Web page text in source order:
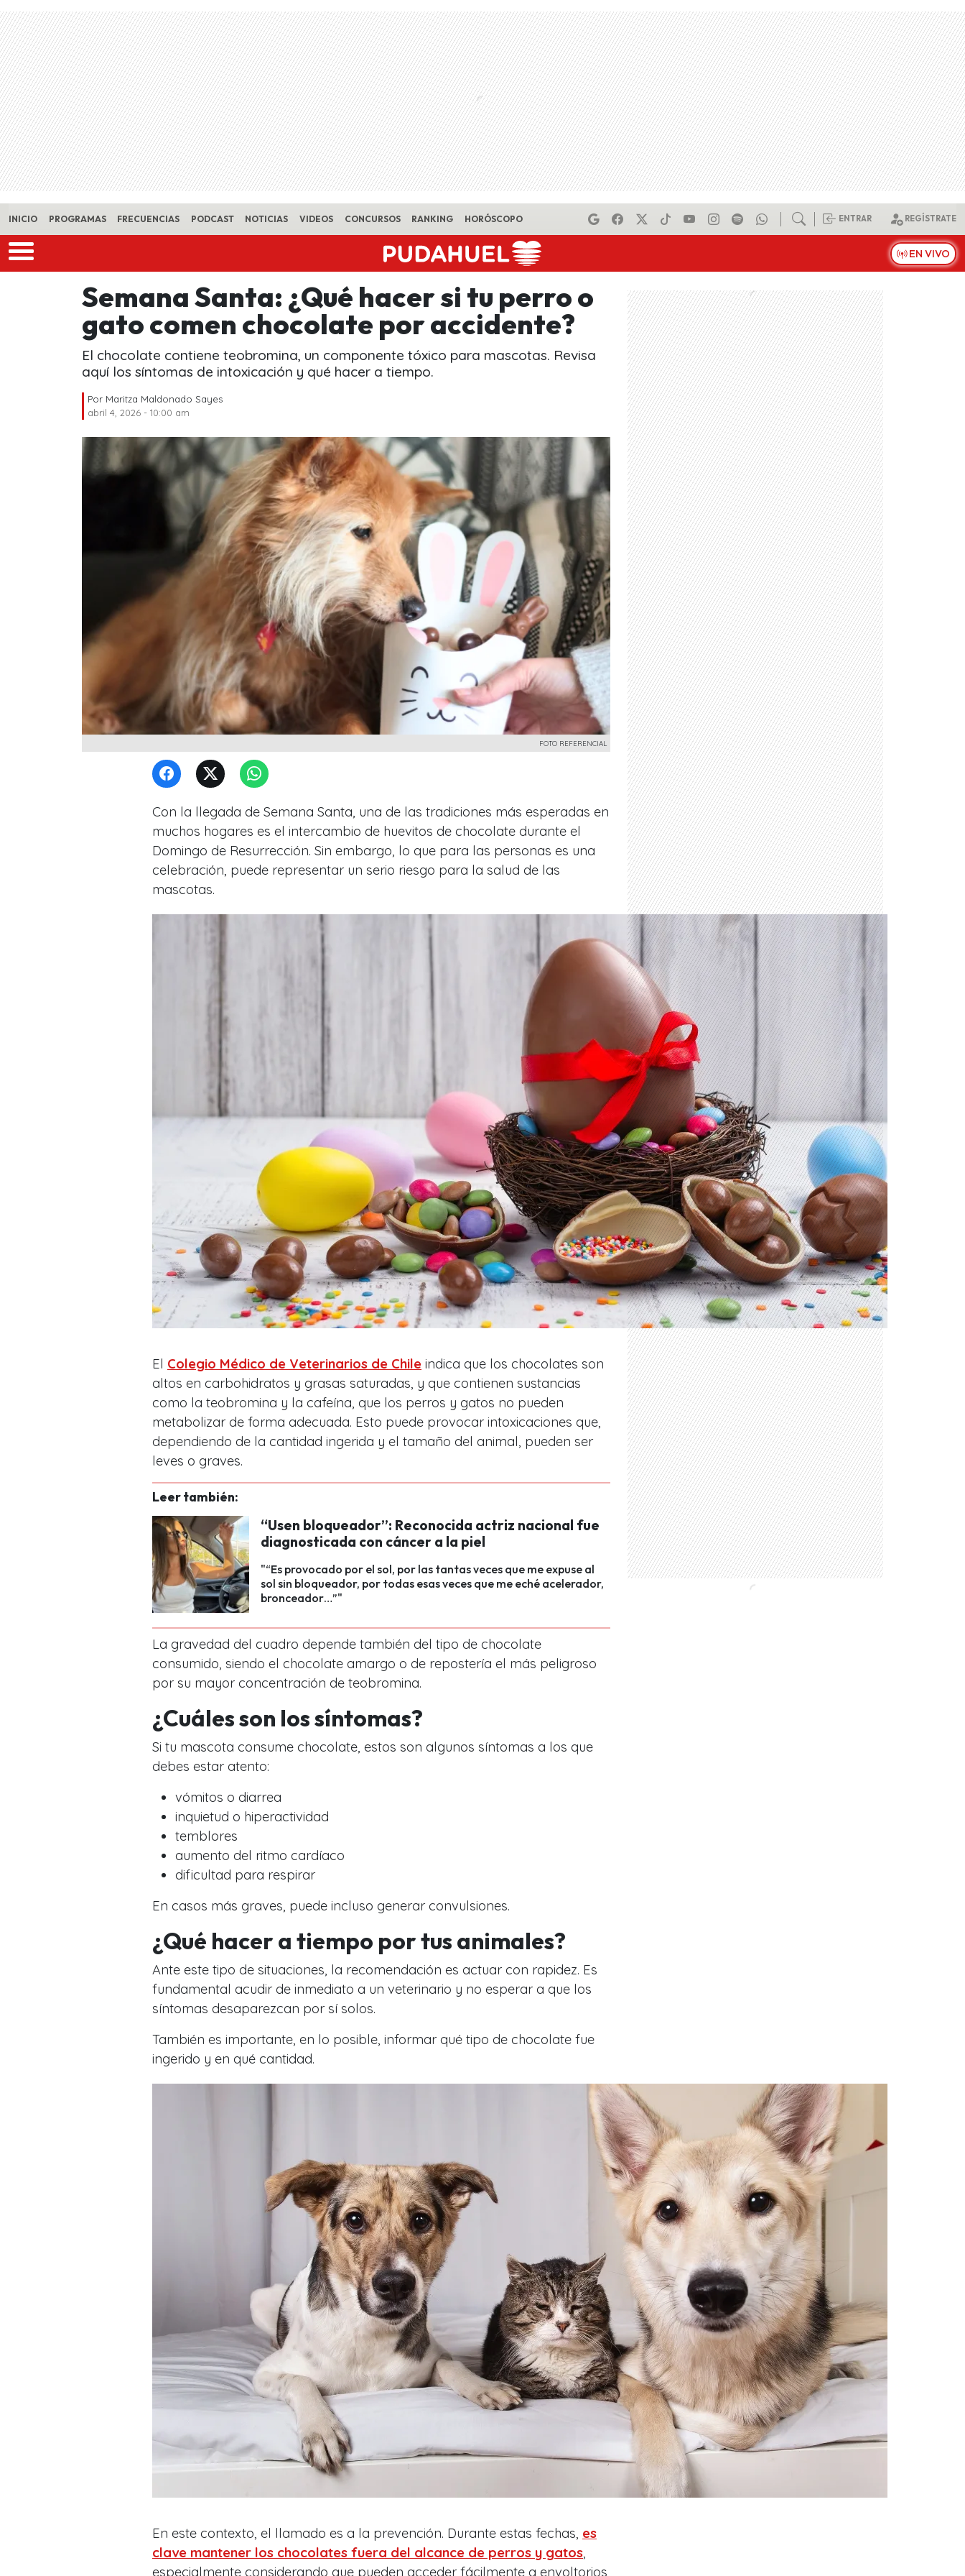
Skip to main content
INICIO PROGRAMAS FRECUENCIAS PODCAST NOTICIAS VIDEOS CONCURSOS RANKING HORÓSCOPO ENTRAR REGÍSTRATE
EN VIVO
Semana Santa: ¿Qué hacer si tu perro o
gato comen chocolate por accidente?
El chocolate contiene teobromina, un componente tóxico para mascotas. Revisa
aquí los síntomas de intoxicación y qué hacer a tiempo.
Por Maritza Maldonado Sayes
abril 4, 2026 - 10:00 am
FOTO REFERENCIAL
Con la llegada de Semana Santa, una de las tradiciones más esperadas en
muchos hogares es el intercambio de huevitos de chocolate durante el
Domingo de Resurrección. Sin embargo, lo que para las personas es una
celebración, puede representar un serio riesgo para la salud de las
mascotas.
El Colegio Médico de Veterinarios de Chile indica que los chocolates son
altos en carbohidratos y grasas saturadas, y que contienen sustancias
como la teobromina y la cafeína, que los perros y gatos no pueden
metabolizar de forma adecuada. Esto puede provocar intoxicaciones que,
dependiendo de la cantidad ingerida y el tamaño del animal, pueden ser
leves o graves.
Leer también:
“Usen bloqueador”: Reconocida actriz nacional fue
diagnosticada con cáncer a la piel
"“Es provocado por el sol, por las tantas veces que me expuse al
sol sin bloqueador, por todas esas veces que me eché acelerador,
bronceador…”"
La gravedad del cuadro depende también del tipo de chocolate
consumido, siendo el chocolate amargo o de repostería el más peligroso
por su mayor concentración de teobromina.
¿Cuáles son los síntomas?
Si tu mascota consume chocolate, estos son algunos síntomas a los que
debes estar atento:
vómitos o diarrea
inquietud o hiperactividad
temblores
aumento del ritmo cardíaco
dificultad para respirar
En casos más graves, puede incluso generar convulsiones.
¿Qué hacer a tiempo por tus animales?
Ante este tipo de situaciones, la recomendación es actuar con rapidez. Es
fundamental acudir de inmediato a un veterinario y no esperar a que los
síntomas desaparezcan por sí solos.
También es importante, en lo posible, informar qué tipo de chocolate fue
ingerido y en qué cantidad.
En este contexto, el llamado es a la prevención. Durante estas fechas, es
clave mantener los chocolates fuera del alcance de perros y gatos
especialmente considerando que pueden acceder fácilmente a envoltorios